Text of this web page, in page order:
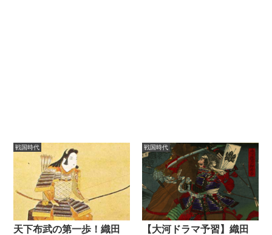
戦国時代
天下布武の第一歩！織田
戦国時代
【大河ドラマ予習】織田